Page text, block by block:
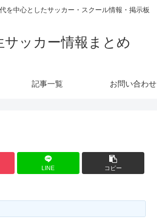
を中心としたサッカー・スクール情報・掲示板
サッカー情報まとめ
記事一覧 お問い合わせ
LINE コピー